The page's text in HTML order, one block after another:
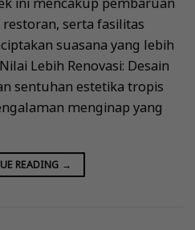
serta fasilitas
suasana yang lebih
Lebih Renovasi: Desain
sentuhan estetika tropis
menginap yang
READING →